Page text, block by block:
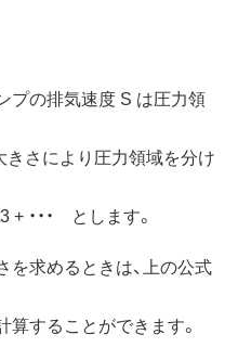
プの排気速度 S は圧力領
きさにより圧力領域を分け
・・・ とします。
求めるときは、上の公式
することができます。